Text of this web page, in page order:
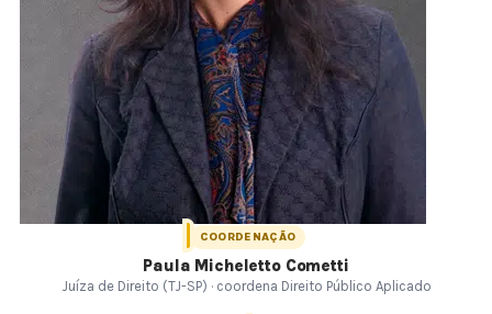
COORDENAÇÃO
Paula Micheletto Cometti
Juíza de Direito (TJ-SP) · coordena Direito Público Aplicado